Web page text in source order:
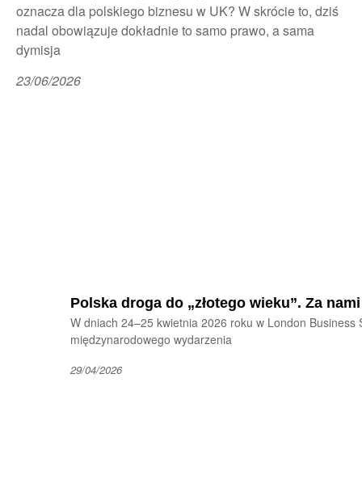
oznacza dla polskiego biznesu w UK? W skrócie to, dziś
nadal obowiązuje dokładnie to samo prawo, a sama
dymisja
23/06/2026
Polska droga do „złotego wieku”. Za
W dniach 24–25 kwietnia 2026 roku w London
międzynarodowego wydarzenia
29/04/2026